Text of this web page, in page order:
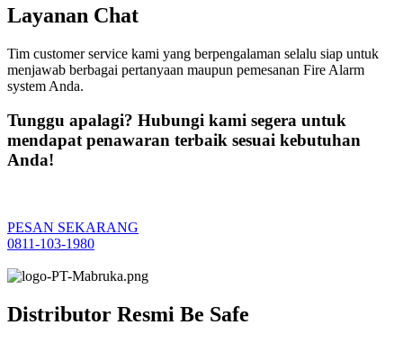
Layanan Chat
Tim customer service kami yang berpengalaman selalu siap untuk
menjawab berbagai pertanyaan maupun pemesanan Fire Alarm
system Anda.
Tunggu apalagi? Hubungi kami segera untuk
mendapat penawaran terbaik sesuai kebutuhan
Anda!
PESAN SEKARANG
0811-103-1980
Distributor Resmi Be Safe